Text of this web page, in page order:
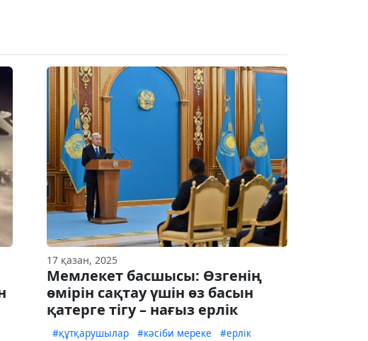
17 қазан, 2025
Мемлекет басшысы: Өзгенің
өмірін сақтау үшін өз басын
қатерге тігу – нағыз ерлік
#құтқарушылар #кәсіби мереке #ерлік